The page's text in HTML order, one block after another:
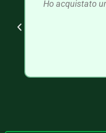
Ho acquistato